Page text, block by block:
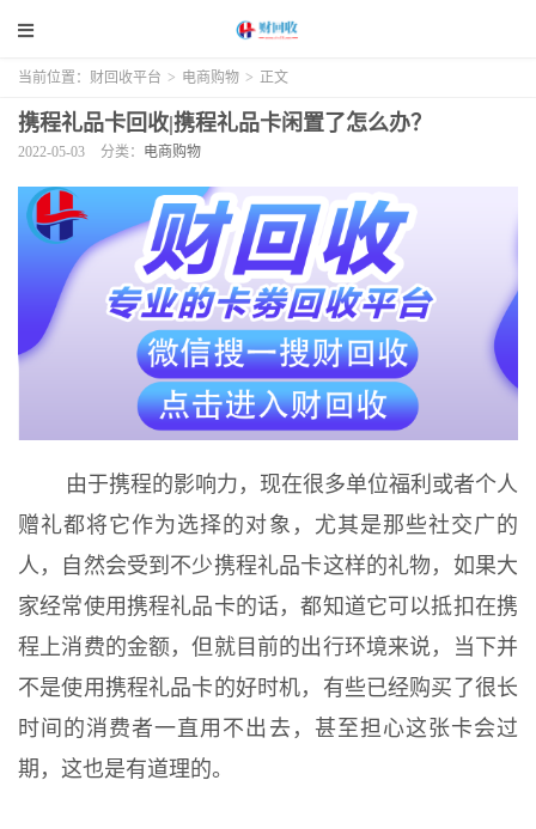
当前位置： 财回收平台 > 电商购物 > 正文
携程礼品卡回收|携程礼品卡闲置了怎么办？
2022-05-03 分类： 电商购物
由于携程的影响力，现在很多单位福利或者个人
赠礼都将它作为选择的对象，尤其是那些社交广的
人，自然会受到不少携程礼品卡这样的礼物，如果大
家经常使用携程礼品卡的话，都知道它可以抵扣在携
程上消费的金额，但就目前的出行环境来说，当下并
不是使用携程礼品卡的好时机，有些已经购买了很长
时间的消费者一直用不出去，甚至担心这张卡会过
期，这也是有道理的。